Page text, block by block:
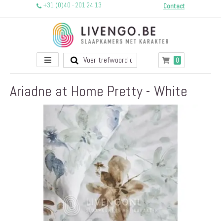
+31 (0)40 - 201 24 13 Contact
Toggle
Nav
Winkelwagen
0producten
Ariadne at Home Pretty - White
afbeeldingen-